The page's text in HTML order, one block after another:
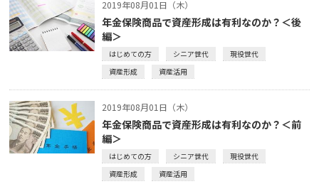
2019年08月01日（木）
年金保険商品で資産形成は有利なのか？＜後
編＞
はじめての方 シニア世代
現役世代
資産形成
資産活用
2019年08月01日（木）
年金保険商品で資産形成は有利なのか？＜前
編＞
はじめての方 シニア世代
現役世代
資産形成
資産活用